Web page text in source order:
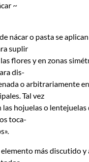
~
nácar o pasta se
suplir
flores y en zonas
dis-
o arbitrariamente
Tal vez
las hojuelas o lentejuelas
toca-
elemento más discutido y